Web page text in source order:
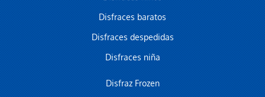
Disfraces baratos
Disfraces despedidas
Disfraces niña
Disfraz Frozen